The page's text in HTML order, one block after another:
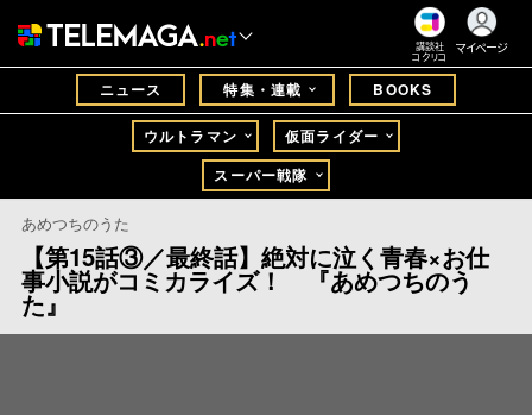
講談社
コクリコ
マイページ
ニュース 特集・連載 BOOKS
ウルトラマン
仮面ライダー
スーパー戦隊
あめつちのうた
【第15話③／最終話】絶対に泣く青春×お仕
事小説がコミカライズ！ 『あめつちのう
た』